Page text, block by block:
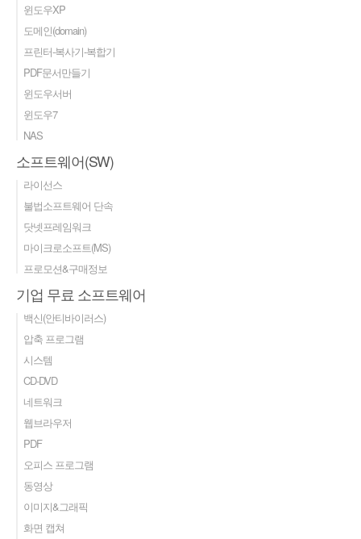
윈도우XP
도메인(domain)
프린터-복사기-복합기
PDF문서만들기
윈도우서버
윈도우7
NAS
소프트웨어(SW)
라이선스
불법소프트웨어 단속
닷넷프레임워크
마이크로소프트(MS)
프로모션&구매정보
기업 무료 소프트웨어
백신(안티바이러스)
압축 프로그램
시스템
CD-DVD
네트워크
웹브라우저
PDF
오피스 프로그램
동영상
이미지&그래픽
화면 캡쳐